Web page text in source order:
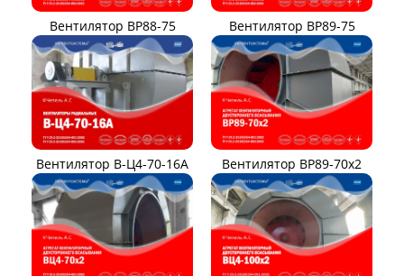
Вентилятор ВР88-75 Вентилятор ВР89-75
Вентилятор В-Ц4-70-16А Вентилятор ВР89-70x2